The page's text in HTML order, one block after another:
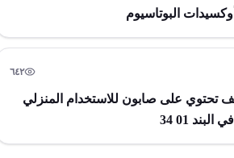
البوتاسيوم
٦٤٢
مشاهدة
على صابون للاستخدام المنزلي
01 34